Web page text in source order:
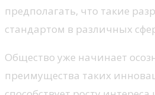
предполагать, что такие
стандартом в различных
Общество уже начинает
преимущества таких